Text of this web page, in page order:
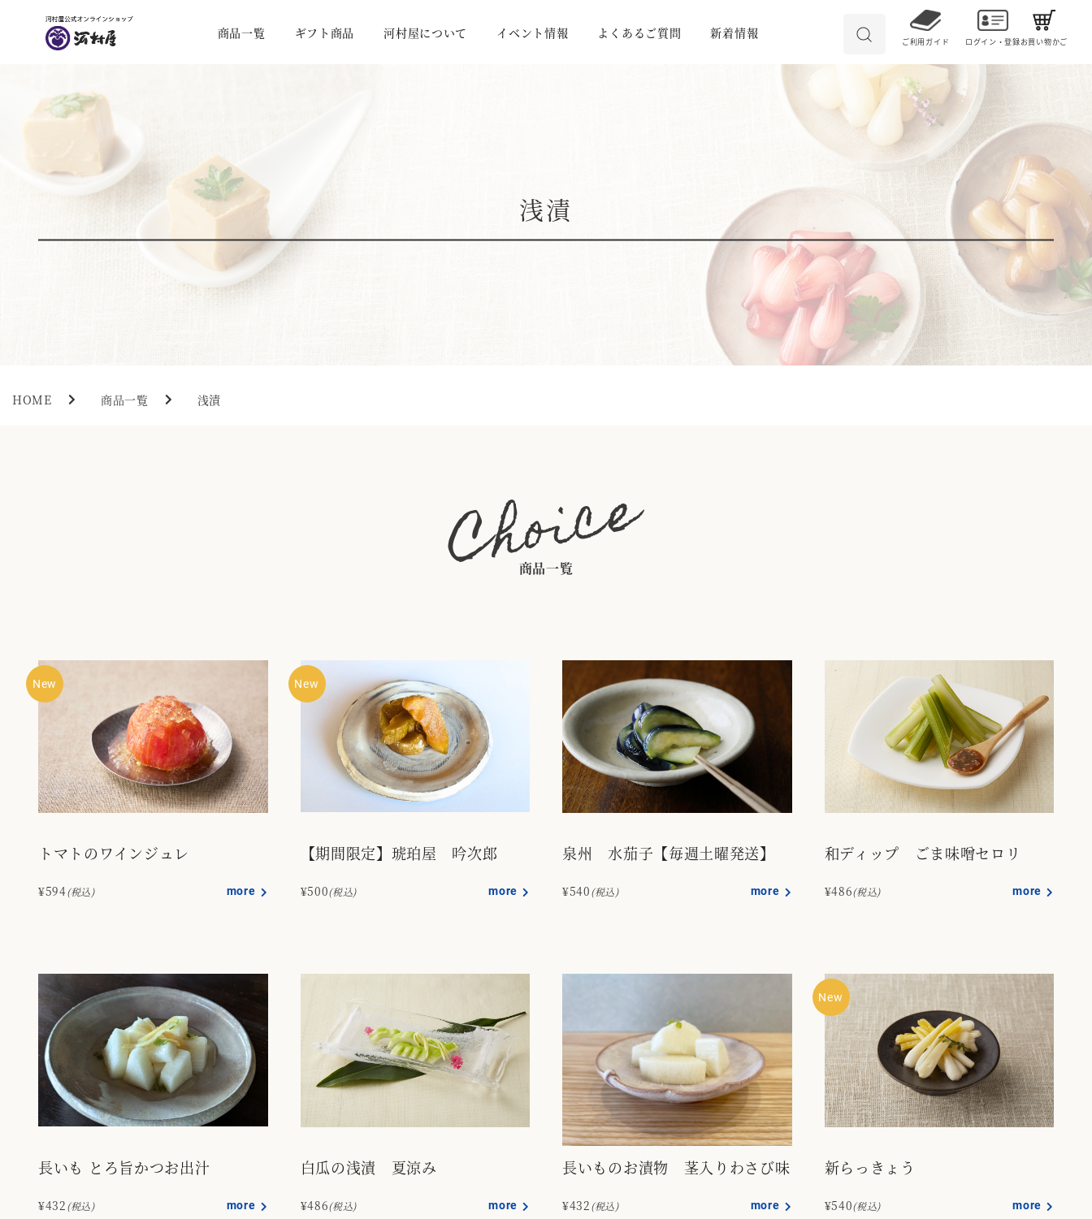
商品一覧 ギフト商品 河村屋について イベント情報 よくあるご質問 新着情報
ご利用ガイド ログイン・登録お買い物かご
浅漬
HOME 商品一覧 浅漬
Choice
商品一覧
New
トマトのワインジュレ
¥594(税込) more
New
【期間限定】琥珀屋 吟次郎
¥500(税込) more
泉州 水茄子【毎週土曜発送】
¥540(税込) more
和ディップ ごま味噌セロリ
¥486(税込) more
長いも とろ旨かつお出汁
¥432(税込) more
白瓜の浅漬 夏涼み
¥486(税込) more
長いものお漬物 茎入りわさび味
¥432(税込) more
New
新らっきょう
¥540(税込) more